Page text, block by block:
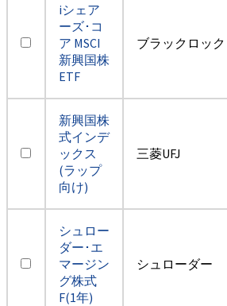
iシェア
ーズ･コ
ア MSCI
新興国株
ETF
ブラックロック
新興国株
式インデ
ックス
(ラップ
向け)
三菱UFJ
シュロー
ダー･エ
マージン
グ株式
F(1年)
シュローダー